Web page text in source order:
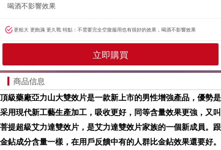
喝酒不影響效果
更粗大 更飽滿 更久戰 特點：不需要完全空腹服用也有很好的效果，喝酒不影響效果
立即購買
商品信息
頂級藥廠亞力山大雙效片是一款新上市的男性增強產品，優勢是
采用現代新工藝生產加工，吸收更好，同等含量效果更強，又叫
菩提超級艾力達雙效片，是艾力達雙效片家族的一個新成員。跟
金鉆成分含量一樣，在用戶反饋中有的人群比金鉆效果還要好。